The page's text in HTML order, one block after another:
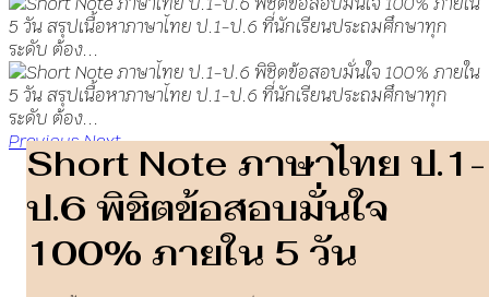
PreviousNext
Short Note ภาษาไทย ป.1-
ป.6 พิชิตข้อสอบมั่นใจ
100% ภายใน 5 วัน